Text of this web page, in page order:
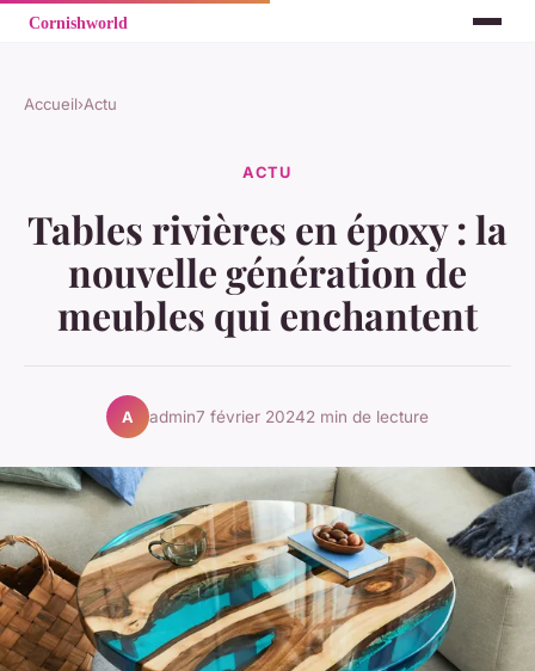
Accueil›Actu
ACTU
Tables rivières en époxy : la
nouvelle génération de
meubles qui enchantent
A admin7 février 20242 min de lecture